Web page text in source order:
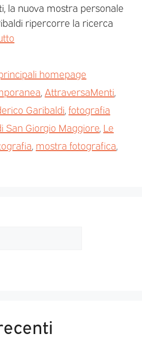
la nuova mostra personale
ripercorre la ricerca
homepage
, AttraversaMenti,
Garibaldi,fotografia
San Giorgio Maggiore, Le
, mostra fotografica,